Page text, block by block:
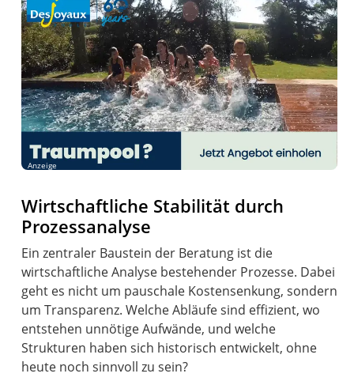
Anzeige
Wirtschaftliche Stabilität durch
Prozessanalyse
Ein zentraler Baustein der Beratung ist die
wirtschaftliche Analyse bestehender Prozesse. Dabei
geht es nicht um pauschale Kostensenkung, sondern
um Transparenz. Welche Abläufe sind effizient, wo
entstehen unnötige Aufwände, und welche
Strukturen haben sich historisch entwickelt, ohne
heute noch sinnvoll zu sein?